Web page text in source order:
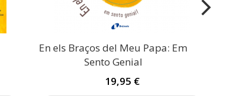
En els Braços del Meu Papa: Em
Sento Genial
19,95 €